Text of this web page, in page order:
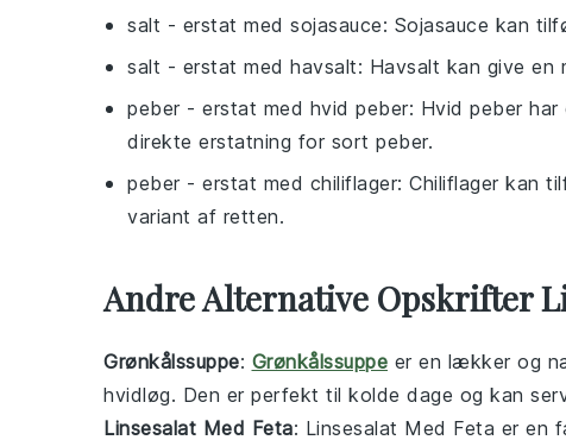
salt - erstat med sojasauce: Sojasauce kan
salt - erstat med havsalt: Havsalt kan give en
peber - erstat med hvid peber: Hvid peber har
direkte erstatning for sort peber.
peber - erstat med chiliflager: Chiliflager kan
variant af retten.
Andre Alternative Opskrifter
Grønkålssuppe: Grønkålssuppe er en lækker og
hvidløg. Den er perfekt til kolde dage og kan
Linsesalat Med Feta: Linsesalat Med Feta er en